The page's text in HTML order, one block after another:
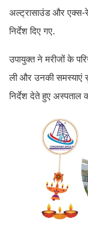
अल्ट्रासाउंड और एक्स-
निर्देश दिए गए.
उपायुक्त ने मरीजों के
ली और उनकी समस्याएं
निर्देश देते हुए अस्पताल